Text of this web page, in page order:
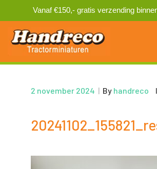
Vanaf €150,- gratis verzending
2 november 2024 | By handreco